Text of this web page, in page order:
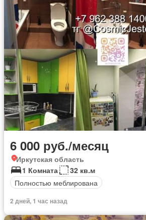
6 000 руб./месяц
Иркутская область
1 Комната
32 кв.м
Полностью меблирована
2 дней, 1 час назад